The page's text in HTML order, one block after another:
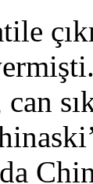
can